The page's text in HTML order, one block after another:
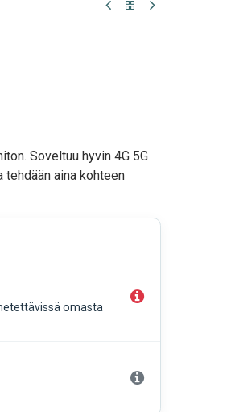
Soveltuu hyvin 4G 5G
aina kohteen
omasta